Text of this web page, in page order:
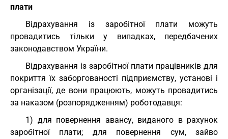
плати
Відрахування із заробітної плати можуть
провадитись тільки у випадках, передбачених
законодавством України.
Відрахування із заробітної плати працівників для
покриття їх заборгованості підприємству, установі і
організації, де вони працюють, можуть провадитись
за наказом (розпорядженням) роботодавця:
1) для повернення авансу, виданого в рахунок
заробітної плати; для повернення сум, зайво